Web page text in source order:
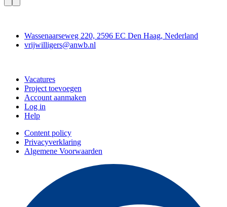
Wassenaarseweg 220, 2596 EC Den Haag, Nederland
vrijwilligers@anwb.nl
Vacatures
Project toevoegen
Account aanmaken
Log in
Help
Content policy
Privacyverklaring
Algemene Voorwaarden